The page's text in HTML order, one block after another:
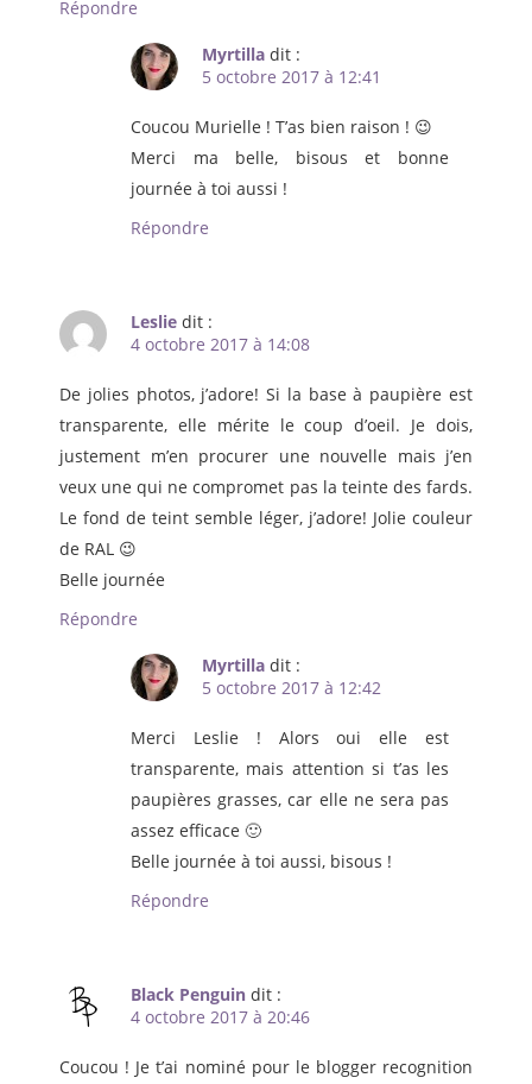
Répondre
Myrtilla dit :
5 octobre 2017 à 12:41
Coucou Murielle ! T’as bien raison ! 😉
Merci ma belle, bisous et bonne
journée à toi aussi !
Répondre
Leslie dit :
4 octobre 2017 à 14:08
De jolies photos, j’adore! Si la base à paupière est
transparente, elle mérite le coup d’oeil. Je dois,
justement m’en procurer une nouvelle mais j’en
veux une qui ne compromet pas la teinte des fards.
Le fond de teint semble léger, j’adore! Jolie couleur
de RAL 😉
Belle journée
Répondre
Myrtilla dit :
5 octobre 2017 à 12:42
Merci Leslie ! Alors oui elle est
transparente, mais attention si t’as les
paupières grasses, car elle ne sera pas
assez efficace 🙂
Belle journée à toi aussi, bisous !
Répondre
Black Penguin dit :
4 octobre 2017 à 20:46
Coucou ! Je t’ai nominé pour le blogger recognition